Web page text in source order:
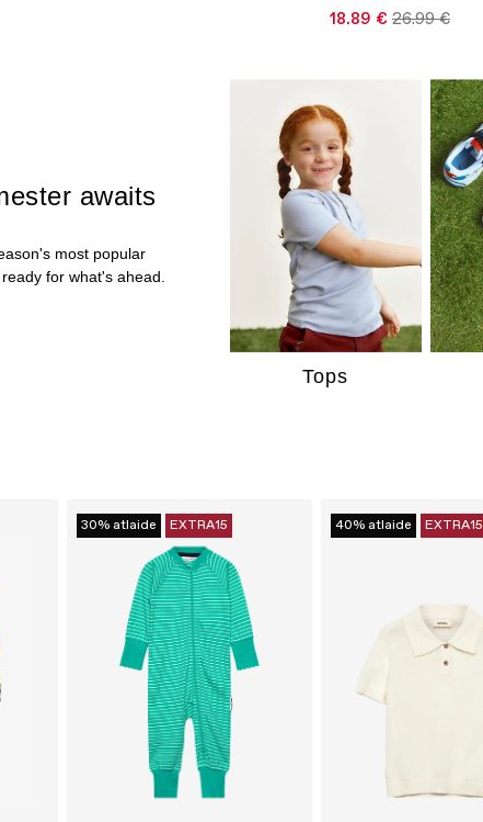
18.89 € 26.99 €
30% atlaide EXTRA15 40% atlaide EXTRA15
awaits
most popular
for what's ahead.
Tops